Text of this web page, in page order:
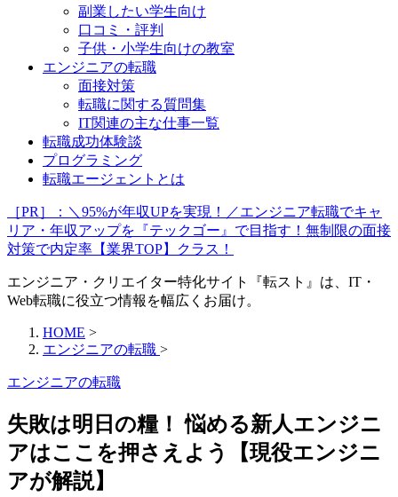
副業したい学生向け
口コミ・評判
子供・小学生向けの教室
エンジニアの転職
面接対策
転職に関する質問集
IT関連の主な仕事一覧
転職成功体験談
プログラミング
転職エージェントとは
［PR］：＼95%が年収UPを実現！／エンジニア転職でキャ
リア・年収アップを『テックゴー』で目指す！無制限の面接
対策で内定率【業界TOP】クラス！
エンジニア・クリエイター特化サイト『転スト』は、IT・
Web転職に役立つ情報を幅広くお届け。
HOME >
エンジニアの転職 >
エンジニアの転職
失敗は明日の糧！ 悩める新人エンジニ
アはここを押さえよう【現役エンジニ
アが解説】